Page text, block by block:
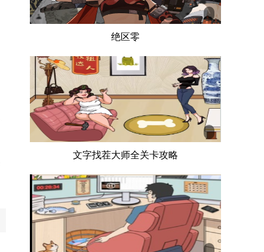
绝区零
文字找茬大师全关卡攻略